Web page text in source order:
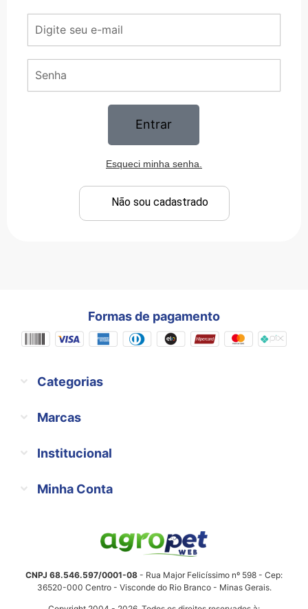
Entrar
Esqueci minha senha.
Não sou cadastrado
Formas de pagamento
Categorias
Marcas
Institucional
Minha Conta
CNPJ 68.546.597/0001-08 - Rua Major Felicíssimo nº 598 - Cep:
36520-000 Centro - Visconde do Rio Branco - Minas Gerais.